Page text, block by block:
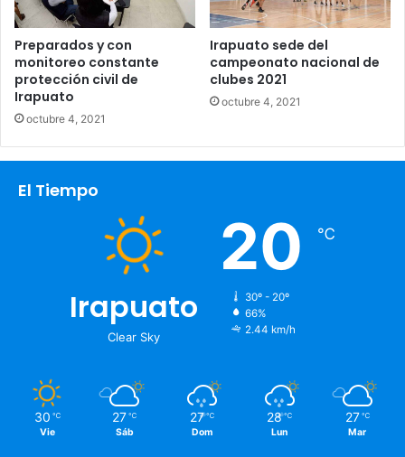
Preparados y con
monitoreo constante
protección civil de
Irapuato
octubre 4, 2021
Irapuato sede del
campeonato nacional de
clubes 2021
octubre 4, 2021
El Tiempo
Irapuato
Clear Sky
20 ℃
30º - 20º
66%
2.44 km/h
30 ℃
Vie
27 ℃
Sáb
27 ℃
Dom
28 ℃
Lun
27 ℃
Mar